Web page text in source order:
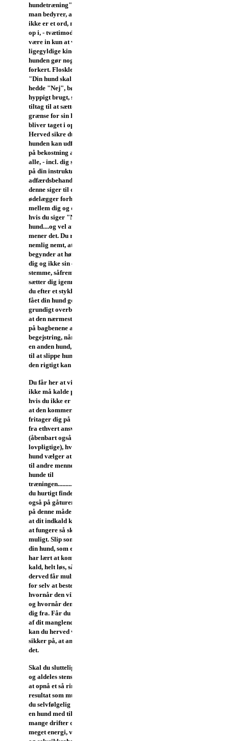
hundetræning", hvor
man bedyrer, at "Nej"
ikke er et ord, man går
op i, - tvætimod skal det
være in kun at vende den
ligegyldige kind til, når
hunden gør noget
forkert. Floskler så som
"Din hund skal ikke
hedde "Nej", bør være
hyppigt brugt, så ethvert
tiltag til at sætte en
grænse for sin hund
bliver taget i opløbet.
Herved sikre du dig, at
hunden kan udfolde sig
på bekostning af alt og
alle, - incl. dig selv.
på din instruktør og
adfærdsbehandler, når
denne siger til dig, at du
ødelægger forholdet
mellem dig og din hund,
hvis du siger "Nej" til din
hund....og vel at mærke
mener det. Du risikerer
nemlig nemt, at din hund
begynder at høre efter
dig og ikke sin egen indre
stemme, såfremt du
sætter dig igennem.
du efter et stykke tid har
fået din hund godt og
grundigt overbevist om,
at den nærmest skal stå
på bagbenene af bar
begejstring, når den ser
en anden hund, er det tid
til at slippe hunden løs, så
den rigtigt kan flippe ud.
Du får her at vide, at du
ikke må kalde på hunden,
hvis du ikke er sikker på,
at den kommer. Dette råd
fritager dig på dejlig vis
fra ethvert ansvar
(åbenbart også det
lovpligtige), hvis din
hund vælger at løbe hen
til andre mennesker og
hunde til
træningen..........og, som
du hurtigt finder ud af,
også på gåturen.
på denne måde sikre dig,
at dit indkald kommer til
at fungere så skidt som
muligt. Slip som skrevet
din hund, som endnu ikke
har lært at komme ved
kald, helt løs, så den
derved får muligheden
for selv at bestemme,
hvornår den vil komme, -
og hvornår den vil vælge
dig fra. Får du ikke glæde
af dit manglende indkald,
kan du herved være
sikker på, at andre får
det.
Skal du sluttelig være helt
og aldeles stensikker på
at opnå et så ringe
resultat som muligt, skal
du selvfølgelig have købt
en hund med tilpas
mange drifter og tilpas
meget energi, viljestyrke